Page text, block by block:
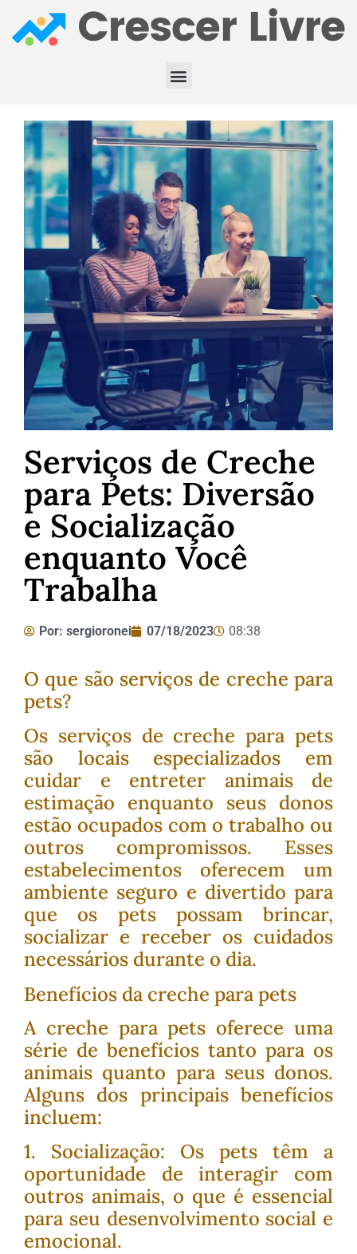
Serviços de Creche
para Pets: Diversão
e Socialização
enquanto Você
Trabalha
Por: sergioronei 07/18/2023 08:38
O que são serviços de creche para
pets?
Os serviços de creche para pets
são locais especializados em
cuidar e entreter animais de
estimação enquanto seus donos
estão ocupados com o trabalho ou
outros compromissos. Esses
estabelecimentos oferecem um
ambiente seguro e divertido para
que os pets possam brincar,
socializar e receber os cuidados
necessários durante o dia.
Benefícios da creche para pets
A creche para pets oferece uma
série de benefícios tanto para os
animais quanto para seus donos.
Alguns dos principais benefícios
incluem:
1. Socialização: Os pets têm a
oportunidade de interagir com
outros animais, o que é essencial
para seu desenvolvimento social e
emocional.